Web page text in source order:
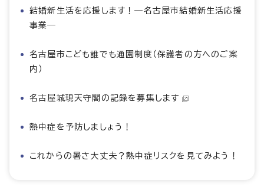
結婚新生活を応援します！―名古屋市結婚新生活応援
事業―
名古屋市こども誰でも通園制度（保護者の方へのご案
内）
名古屋城現天守閣の記録を募集します
熱中症を予防しましょう！
これからの暑さ大丈夫？熱中症リスクを見てみよう！